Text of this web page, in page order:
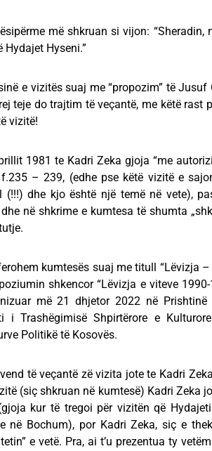
më shkruan si vijon:
Hydajet Hyseni.”
e vizitës suaj me “propozim” të Jusuf
teje do trajtim të veçantë, me këtë rast
vizitë!
1981 te Kadri Zeka gjoja “me
f.235 – 239, (edhe pse këtë vizitë e
dhe kjo është një temë në vete),
në shkrime e kumtesa të shumta
kumtesës suaj me titull “Lëvizja
shkencor “Lëvizja e viteve
më 21 dhjetor 2022 në Prishtinë
i Trashëgimisë Shpirtërore e
Politikë të Kosovës.
të veçantë zë vizita jote te Kadri
(siç shkruan në kumtesë) Kadri Zeka
kur të tregoi për vizitën që
në Bochum), por Kadri Zeka, siç e
e vetë. Pra, ai t’u prezentua ty